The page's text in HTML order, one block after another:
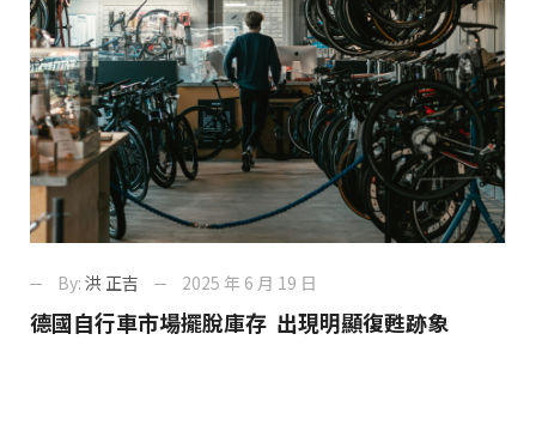
By: 洪 正吉 2025 年 6 月 19 日
德國自行車市場擺脫庫存 出現明顯復甦跡象